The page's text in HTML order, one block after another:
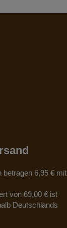
betragen 6,95 € mit
von 69,00 € ist
Deutschlands